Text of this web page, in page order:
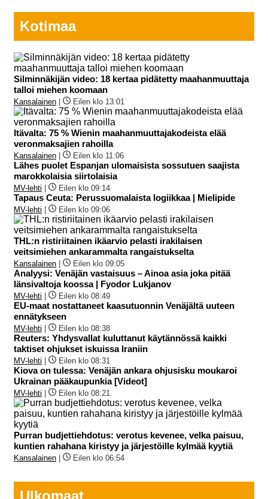
Kotimaa
Silminnäkijän video: 18 kertaa pidätetty maahanmuuttaja
talloi miehen koomaan
Kansalainen Eilen klo 13:01
Itävalta: 75 % Wienin maahanmuuttajakodeista elää
veronmaksajien rahoilla
Kansalainen Eilen klo 11:06
Lähes puolet Espanjan ulomaisista sossutuen saajista
marokkolaisia siirtolaisia
MV-lehti Eilen klo 09:14
Tapaus Ceuta: Perussuomalaista logiikkaa | Mielipide
MV-lehti Eilen klo 09:06
THL:n ristiriitainen ikäarvio pelasti irakilaisen
veitsimiehen ankarammalta rangaistukselta
Kansalainen Eilen klo 09:05
Analyysi: Venäjän vastaisuus – Ainoa asia joka pitää
länsivaltoja koossa | Fyodor Lukjanov
MV-lehti Eilen klo 08:49
EU-maat nostattaneet kaasutuonnin Venäjältä uuteen
ennätykseen
MV-lehti Eilen klo 08:38
Reuters: Yhdysvallat kuluttanut käytännössä kaikki
taktiset ohjukset iskuissa Iraniin
MV-lehti Eilen klo 08:31
Kiova on tulessa: Venäjän ankara ohjusisku moukaroi
Ukrainan pääkaupunkia [Videot]
MV-lehti Eilen klo 08:21
Purran budjettiehdotus: verotus kevenee, velka paisuu,
kuntien rahahana kiristyy ja järjestöille kylmää kyytiä
Kansalainen Eilen klo 06:54